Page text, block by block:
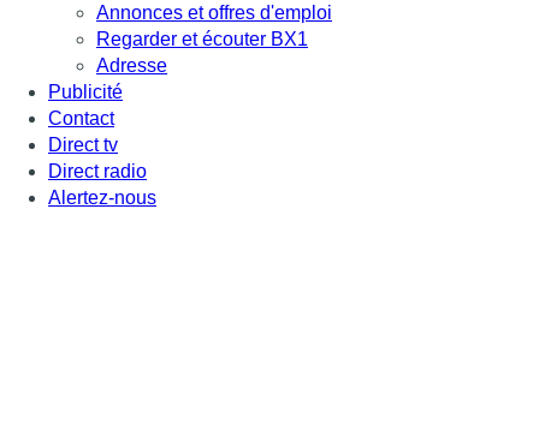
Annonces et offres d'emploi
Regarder et écouter BX1
Adresse
Publicité
Contact
Direct tv
Direct radio
Alertez-nous